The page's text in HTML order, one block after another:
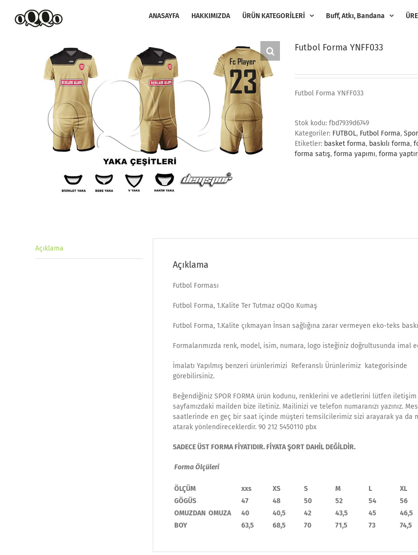
content
ANASAYFA HAKKIMIZDA ÜRÜN KATEGORİLERİ Buff, Atkı, Bandana
Futbol Forma YNFF033
Futbol Forma YNFF033
Stok kodu: fbd7939d6749
Kategoriler: FUTBOL, Futbol Forma,
Etiketler: basket forma, baskılı forma,
forma satış, forma yapımı, forma
Açıklama
Açıklama
Futbol Forması
Futbol Forma, 1.Kalite Ter Tutmaz oQQo Kumaş
Futbol Forma, 1.Kalite çıkmayan İnsan sağlığına zarar vermeyen eko-teks
Formalarımızda renk, model, isim, numara, logo isteğiniz doğrultusunda imal
İmalatı Yapılmış benzeri ürünlerimizi Referanslı Ürünlerimiz kategorisinde
görebilirsiniz.
Beğendiğiniz SPOR FORMA ürün kodunu, renklerini ve adetlerini lütfen iletişim
sayfamızdaki mailden bize iletiniz. Mailinizi ve telefon numaranızı yazınız.
saatlerinde en geç bir saat içinde müşteri temsilcilerimiz sizi arayarak ya da
atarak yönlendireceklerdir. 90 212 5450110 pbx
SADECE ÜST FORMA FİYATIDIR. FİYATA ŞORT DAHİL DEĞİLDİR.
Forma Ölçüleri
ÖLÇÜM xxs XS S M L XL
GÖGÜS
47 48 50 52 54 56
OMUZDAN OMUZA
40 40,5 42 43,5 45 46,5
BOY
63,5 68,5 70 71,5 73 74,5